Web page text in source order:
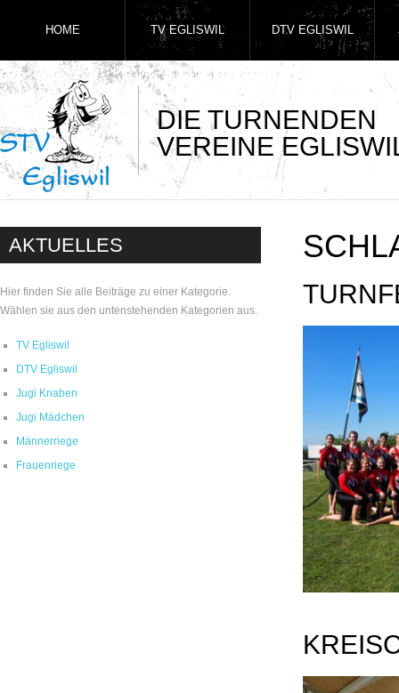
DIE TURNENDEN
VEREINE
HOME TV EGLISWIL DTV EGLISWIL
AKTUELLES
Hier finden Sie alle Beiträge zu einer Kategorie.
Wählen sie aus den untenstehenden Kategorien aus.
TV Egliswil
DTV Egliswil
Jugi Knaben
Jugi Mädchen
Männerriege
Frauenriege